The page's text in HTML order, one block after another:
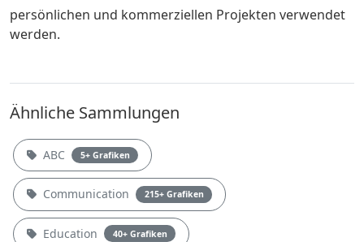
persönlichen und kommerziellen Projekten verwendet
werden.
Ähnliche Sammlungen
ABC 5+ Grafiken
Communication 215+ Grafiken
Education 40+ Grafiken